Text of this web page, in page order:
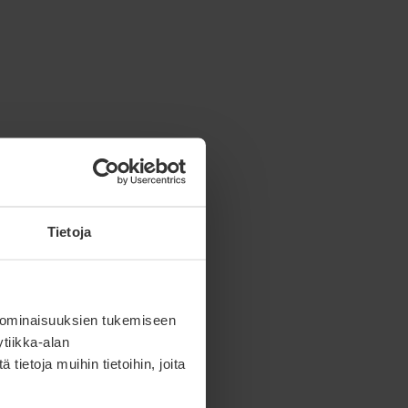
Tietoja
tukemiseen
alan
tietoja muihin tietoihin, joita